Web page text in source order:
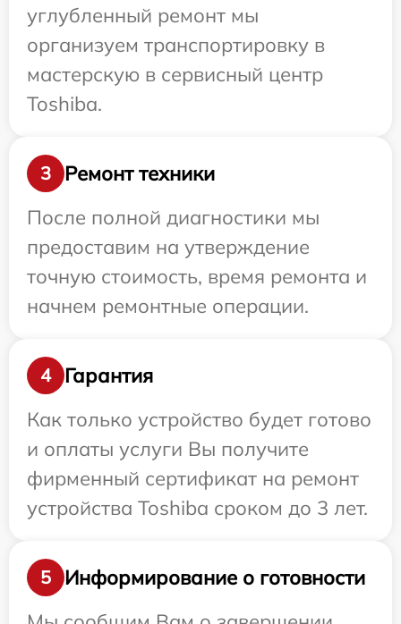
углубленный ремонт мы
организуем транспортировку в
мастерскую в сервисный центр
Toshiba.
3
Ремонт техники
После полной диагностики мы
предоставим на утверждение
точную стоимость, время ремонта и
начнем ремонтные операции.
4
Гарантия
Как только устройство будет готово
и оплаты услуги Вы получите
фирменный сертификат на ремонт
устройства Toshiba сроком до 3 лет.
5
Информирование о готовности